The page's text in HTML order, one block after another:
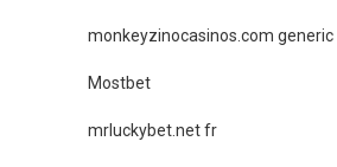
monkeyzinocasinos.com generic
Mostbet
mrluckybet.net fr